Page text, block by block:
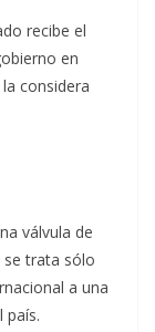
recibe el
en
considera
válvula de
trata sólo
a una
país.